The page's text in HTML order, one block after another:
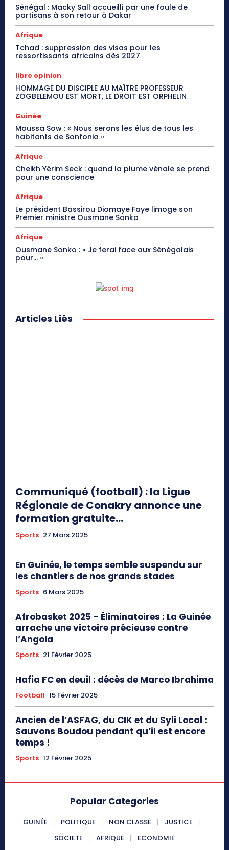
Sénégal : Macky Sall accueilli par une foule de
partisans à son retour à Dakar
Afrique
Tchad : suppression des visas pour les
ressortissants africains dès 2027
libre opinion
HOMMAGE DU DISCIPLE AU MAÎTRE PROFESSEUR
ZOGBELEMOU EST MORT, LE DROIT EST ORPHELIN
Guinée
Moussa Sow : « Nous serons les élus de tous les
habitants de Sonfonia »
Afrique
Cheikh Yérim Seck : quand la plume vénale se prend
pour une conscience
Afrique
Le président Bassirou Diomaye Faye limoge son
Premier ministre Ousmane Sonko
Afrique
Ousmane Sonko : « Je ferai face aux Sénégalais
pour… »
Articles Liés
Communiqué (football) : la Ligue
Régionale de Conakry annonce une
formation gratuite…
Sports 27 Mars 2025
En Guinée, le temps semble suspendu sur
les chantiers de nos grands stades
Sports 6 Mars 2025
Afrobasket 2025 – Éliminatoires : La Guinée
arrache une victoire précieuse contre
l’Angola
Sports 21 Février 2025
Hafia FC en deuil : décès de Marco Ibrahima
Football 15 Février 2025
Ancien de l’ASFAG, du CIK et du Syli Local :
Sauvons Boudou pendant qu’il est encore
temps !
Sports 12 Février 2025
Popular Categories
GUINÉE POLITIQUE NON CLASSÉ
JUSTICE
SOCIETE
AFRIQUE ECONOMIE